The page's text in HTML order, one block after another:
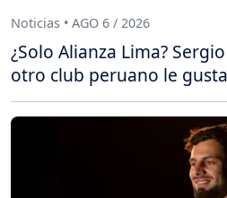
Noticias • AGO 6 / 2026
¿Solo Alianza Lima?
otro club peruano le gusta